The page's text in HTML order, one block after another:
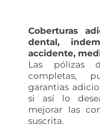
Coberturas
dental,
accidente,
Las pólizas
completas,
garantias
si así lo
mejorar las
suscrita.